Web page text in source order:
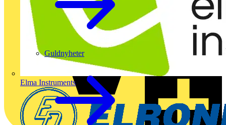
Elma Instruments
Guldnyheter